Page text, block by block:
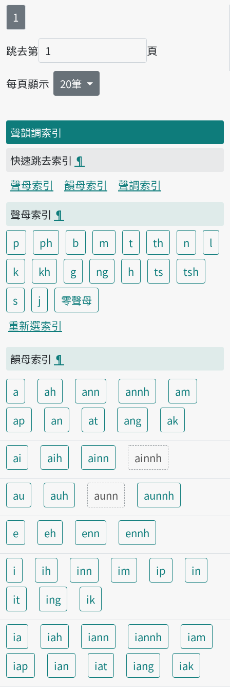
第
1
跳去第
頁碼
頁
每頁顯示 20筆
聲韻調索引
快速跳去索引 ¶
聲母索引
韻母索引
聲調索引
聲母索引 ¶
p
ph b m t th n
l
k
kh g ng h ts
tsh
s
j
零聲母
重新選索引
韻母索引 ¶
a ah ann annh
am
ap
an at ang ak
ai aih ainn ainnh
au auh aunn aunnh
e eh enn ennh
i ih inn im ip
in
it
ing ik
ia iah iann iannh
iam
iap
ian iat iang iak